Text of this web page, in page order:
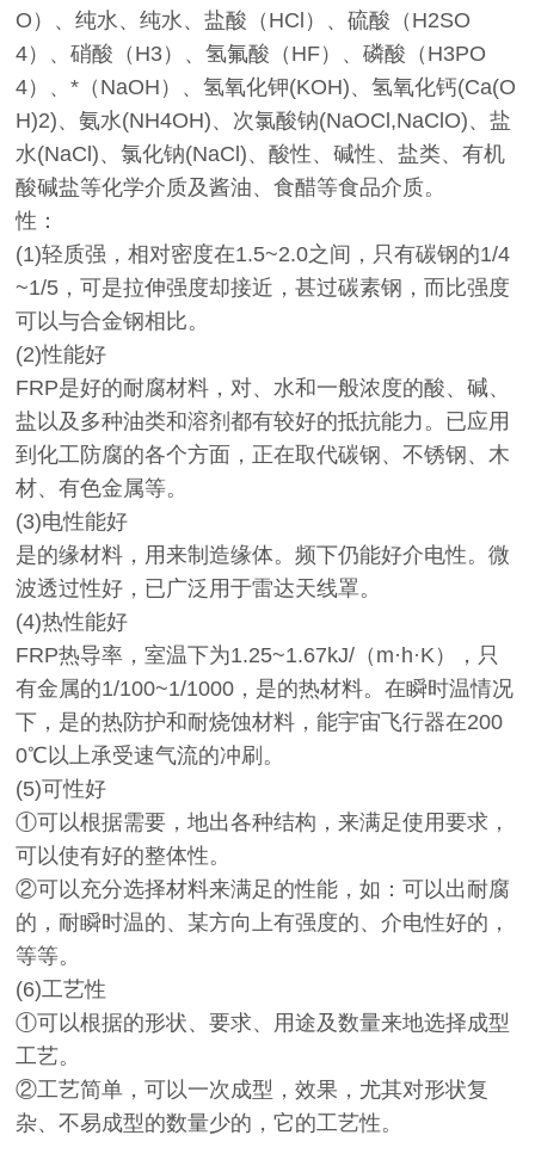
O）、纯水、纯水、盐酸（HCl）、硫酸（H2SO
4）、硝酸（H3）、氢氟酸（HF）、磷酸（H3PO
4）、*（NaOH）、氢氧化钾(KOH)、氢氧化钙(Ca(O
H)2)、氨水(NH4OH)、次氯酸钠(NaOCl,NaClO)、盐
水(NaCl)、氯化钠(NaCl)、酸性、碱性、盐类、有机
酸碱盐等化学介质及酱油、食醋等食品介质。
性：
(1)轻质强，相对密度在1.5~2.0之间，只有碳钢的1/4
~1/5，可是拉伸强度却接近，甚过碳素钢，而比强度
可以与合金钢相比。
(2)性能好
FRP是好的耐腐材料，对、水和一般浓度的酸、碱、
盐以及多种油类和溶剂都有较好的抵抗能力。已应用
到化工防腐的各个方面，正在取代碳钢、不锈钢、木
材、有色金属等。
(3)电性能好
是的缘材料，用来制造缘体。频下仍能好介电性。微
波透过性好，已广泛用于雷达天线罩。
(4)热性能好
FRP热导率，室温下为1.25~1.67kJ/（m·h·K），只
有金属的1/100~1/1000，是的热材料。在瞬时温情况
下，是的热防护和耐烧蚀材料，能宇宙飞行器在200
0℃以上承受速气流的冲刷。
(5)可性好
①可以根据需要，地出各种结构，来满足使用要求，
可以使有好的整体性。
②可以充分选择材料来满足的性能，如：可以出耐腐
的，耐瞬时温的、某方向上有强度的、介电性好的，
等等。
(6)工艺性
①可以根据的形状、要求、用途及数量来地选择成型
工艺。
②工艺简单，可以一次成型，效果，尤其对形状复
杂、不易成型的数量少的，它的工艺性。